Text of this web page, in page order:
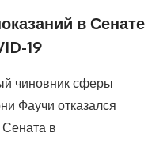
в Сенате
19
чиновник сферы
Фаучи отказался
в